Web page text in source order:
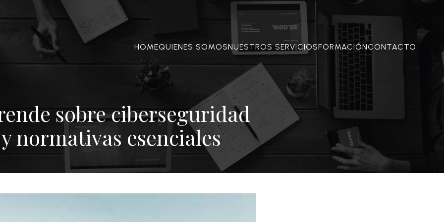
HOMEQUIENES SOMOSNUESTROS SERVICIOSFORMACIÓNCONTACTO
sobre ciberseguridad
y normativas esenciales